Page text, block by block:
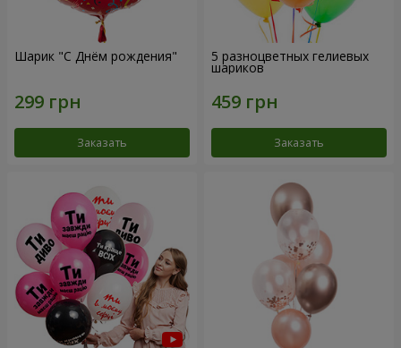
Шарик "С Днём рождения"
Заказать
5 разноцветных гелиевых
шариков
Заказать